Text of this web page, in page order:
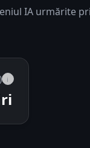
IA urmărite
i